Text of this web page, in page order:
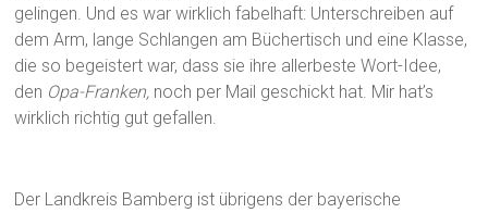
gelingen. Und es war wirklich fabelhaft: Unterschreiben auf
dem Arm, lange Schlangen am Büchertisch und eine Klasse,
die so begeistert war, dass sie ihre allerbeste Wort-Idee,
den Opa-Franken, noch per Mail geschickt hat. Mir hat’s
wirklich richtig gut gefallen.
Der Landkreis Bamberg ist übrigens der bayerische